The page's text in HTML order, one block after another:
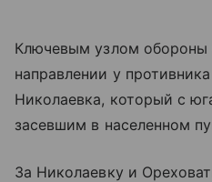
Ключевым узлом обороны
направлении у
Николаевка, который с
засевшим в населенном
За Николаевку и